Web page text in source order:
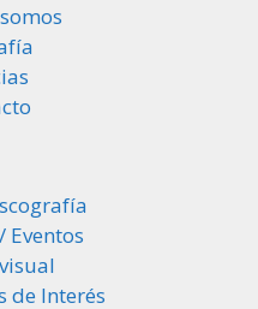
Eventos
de Interés